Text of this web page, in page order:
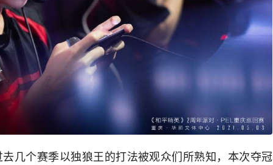
几个赛季以独狼王的打法被观众们所熟知，本次夺冠